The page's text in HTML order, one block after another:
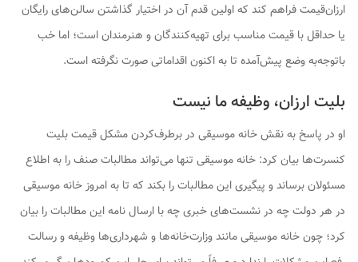
ارزان‌قیمت فراهم کند که اولین قدم آن در اختیار گذاشتن سالن‌های رایگان
یا حداقل با قیمت مناسب برای تهیه‌کنندگان و هنرمندان است؛ اما خب
باتوجه‌به وضع پیش‌آمده تا به اکنون اقداماتی صورت نگرفته است.
بلیت ارزان، وظیفه ما نیست
او در پاسخ به نقش خانه موسیقی در برطرف‌کردن مشکل قیمت بلیت
کنسرت‌ها بیان کرد: خانه موسیقی تنها می‌تواند مطالبات صنف را به اطلاع
مسئولان برساند و پیگیری این مطالبات را بکند که تا به امروز خانه موسیقی
در هر دولت چه در نشست‌های خبری چه با ارسال نامه این مطالبات را بیان
کرد؛ چون خانه موسیقی مانند وزارت‌خانه‌ها و شهرداری‌ها وظیفه و رسالت